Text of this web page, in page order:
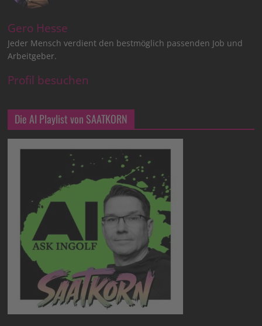
Gero Hesse
Jeder Mensch verdient den bestmöglich passenden Job und
Arbeitgeber.
Profil besuchen
Die AI Playlist von SAATKORN